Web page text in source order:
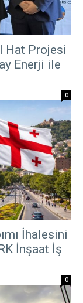
Hat Projesi
Enerji ile
0
İhalesini
İnşaat İş
0